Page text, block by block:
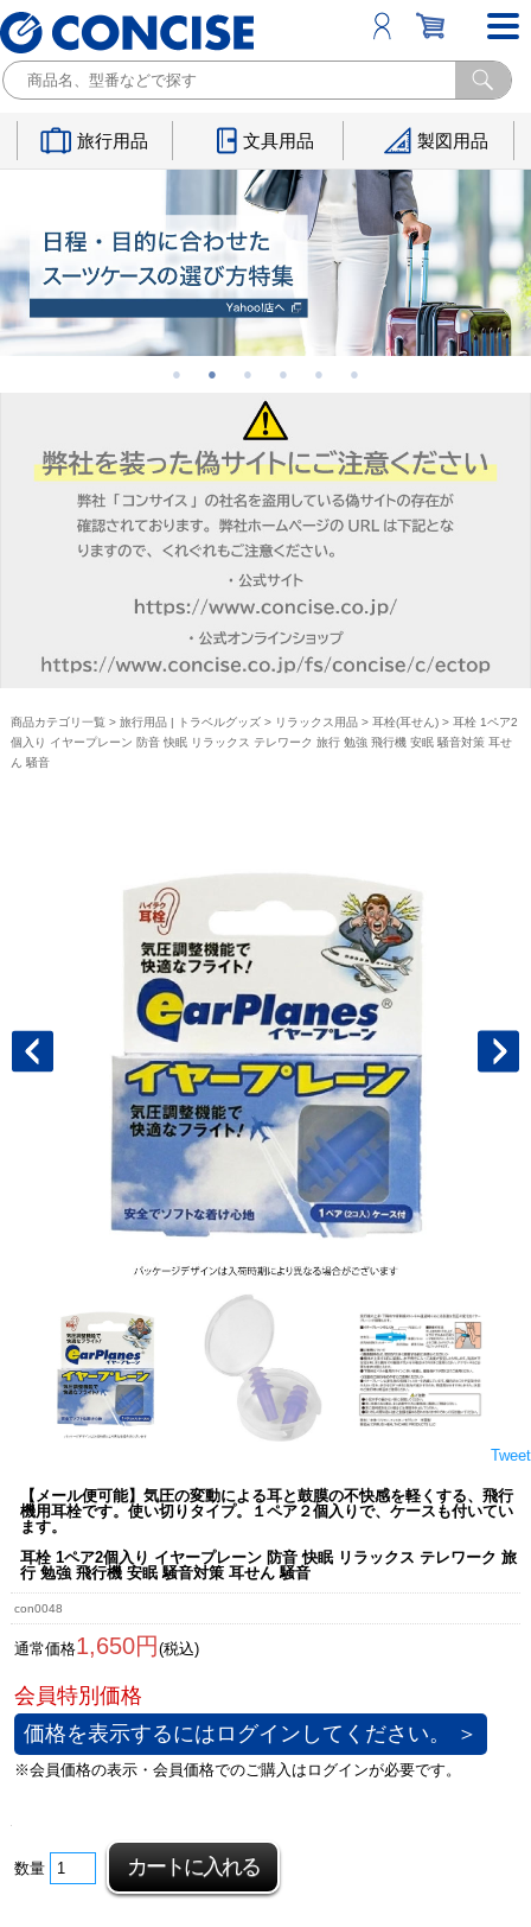
旅行用品 文具用品 製図用品
商品カテゴリ一覧 > 旅行用品 | トラベルグッズ> リラックス用品> 耳栓(耳せん)> 耳栓 1ペア2
個入り イヤープレーン 防音 快眠 リラックス テレワーク 旅行 勉強 飛行機 安眠 騒音対策 耳せ
ん 騒音
Tweet
【メール便可能】気圧の変動による耳と鼓膜の不快感を軽くする、飛行
機用耳栓です。使い切りタイプ。１ペア２個入りで、ケースも付いてい
ます。
耳栓 1ペア2個入り イヤープレーン 防音 快眠 リラックス テレワーク 旅
行 勉強 飛行機 安眠 騒音対策 耳せん 騒音
con0048
通常価格1,650円 (税込)
価格を表示するにはログインしてください。 ＞
数量